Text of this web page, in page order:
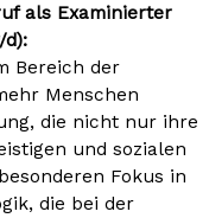
als Examinierter
Bereich der
Menschen
die nicht nur ihre
und sozialen
Fokus in
die bei der